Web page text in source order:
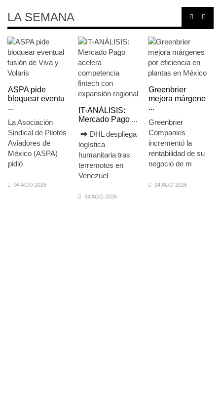
LA SEMANA
ASPA pide
bloquear eventu
...
La Asociación
Sindical de Pilotos
Aviadores de
México (ASPA)
pidió
04 AGO 2026
IT-ANÁLISIS:
Mercado Pago ...
⮕ DHL despliega
logística
humanitaria tras
terremotos en
Venezuel
04 AGO 2026
Greenbrier
mejora márgene
...
Greenbrier
Companies
incrementó la
rentabilidad de su
negocio de m
04 AGO 2026